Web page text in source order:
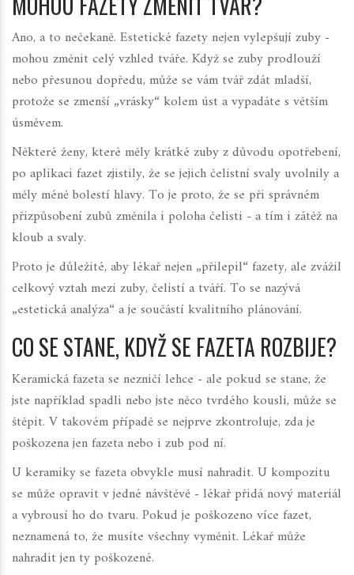
Ano, a to nečekaně. Estetické fazety nejen vylepšují zuby -
mohou změnit celý vzhled tváře. Když se zuby prodlouží
nebo přesunou dopředu, může se vám tvář zdát mladší,
protože se zmenší „vrásky“ kolem úst a vypadáte s větším
úsměvem.
Některé ženy, které měly krátké zuby z důvodu opotřebení,
po aplikaci fazet zjistily, že se jejich čelistní svaly uvolnily a
měly méně bolestí hlavy. To je proto, že se při správném
přizpůsobení zubů změnila i poloha čelisti - a tím i zátěž na
kloub a svaly.
Proto je důležité, aby lékař nejen „přilepil“ fazety, ale zvážil
celkový vztah mezi zuby, čelistí a tváří. To se nazývá
„estetická analýza“ a je součástí kvalitního plánování.
CO SE STANE, KDYŽ SE FAZETA ROZBIJE?
Keramická fazeta se nezničí lehce - ale pokud se stane, že
jste například spadli nebo jste něco tvrdého kousli, může se
štěpit. V takovém případě se nejprve zkontroluje, zda je
poškozena jen fazeta nebo i zub pod ní.
U keramiky se fazeta obvykle musí nahradit. U kompozitu
se může opravit v jedné návštěvě - lékař přidá nový materiál
a vybrousí ho do tvaru. Pokud je poškozeno více fazet,
neznamená to, že musíte všechny vyměnit. Lékař může
nahradit jen ty poškozené.